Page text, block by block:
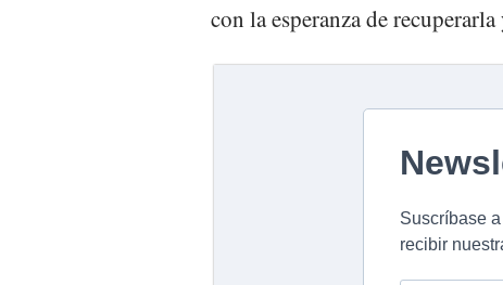
con la esperanza de